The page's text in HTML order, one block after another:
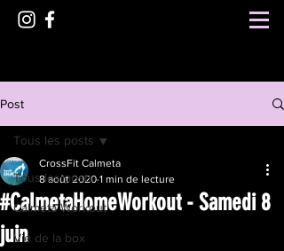
Post
Tous les posts
Calmeta Workout
Vie de la box
Tous les posts
#CalmetaHomeWorkout - Samedi 8
juin
CrossFit Calmeta
8 août 2020 1 min de lecture